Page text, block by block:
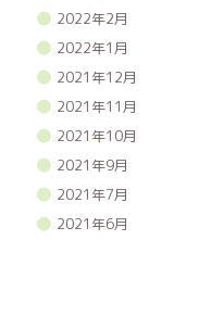
2022年2月
2022年1月
2021年12月
2021年11月
2021年10月
2021年9月
2021年7月
2021年6月